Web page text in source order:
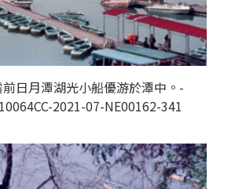
日月潭湖光小船優游於潭中。-
2021-07-NE00162-341